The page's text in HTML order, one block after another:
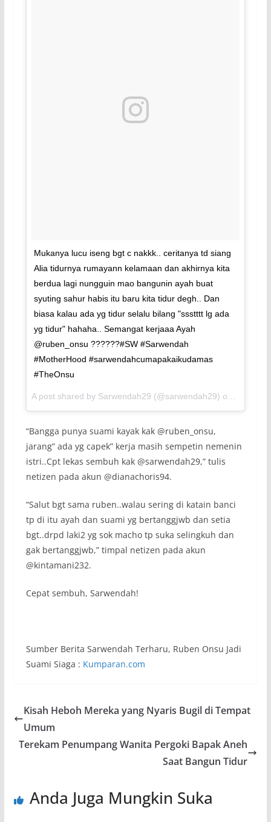
Mukanya lucu iseng bgt c nakkk.. ceritanya td siang
Alia tidurnya rumayann kelamaan dan akhirnya kita
berdua lagi nungguin mao bangunin ayah buat
syuting sahur habis itu baru kita tidur degh.. Dan
biasa kalau ada yg tidur selalu bilang "ssstttt lg ada
yg tidur" hahaha.. Semangat kerjaaa Ayah
@ruben_onsu ??????#SW #Sarwendah
#MotherHood #sarwendahcumapakaikudamas
#TheOnsu
A post shared by Sarwendah29 (@sarwendah29) on
“Bangga punya suami kayak kak @ruben_onsu,
jarang” ada yg capek” kerja masih sempetin nemenin
istri..Cpt lekas sembuh kak @sarwendah29,” tulis
netizen pada akun @dianachoris94.
“Salut bgt sama ruben..walau sering di katain banci
tp di itu ayah dan suami yg bertanggjwb dan setia
bgt..drpd laki2 yg sok macho tp suka selingkuh dan
gak bertanggjwb,” timpal netizen pada akun
@kintamani232.
Cepat sembuh, Sarwendah!
Sumber Berita Sarwendah Terharu, Ruben Onsu Jadi
Suami Siaga : Kumparan.com
Kisah Heboh Mereka yang Nyaris Bugil di Tempat
Umum
Terekam Penumpang Wanita Pergoki Bapak Aneh
Saat Bangun Tidur
Anda Juga Mungkin Suka